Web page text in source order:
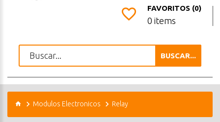
FAVORITOS (0)
0 items
BUSCAR...
Modulos Electronicos Relay